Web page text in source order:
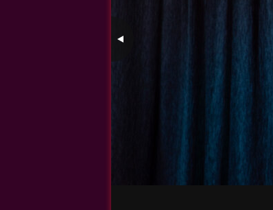
Magic John